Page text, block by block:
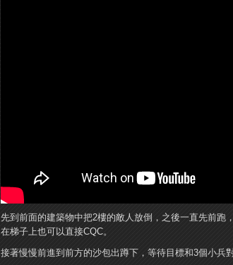
先到前面的建築物中把2樓的敵人放倒，之後一直先前跑
在梯子上也可以直接CQC。
接著慢慢前進到前方的沙包出蹲下，等待目標和3個小兵對